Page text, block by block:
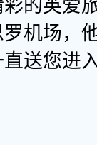
的英爱
机场，
送您进